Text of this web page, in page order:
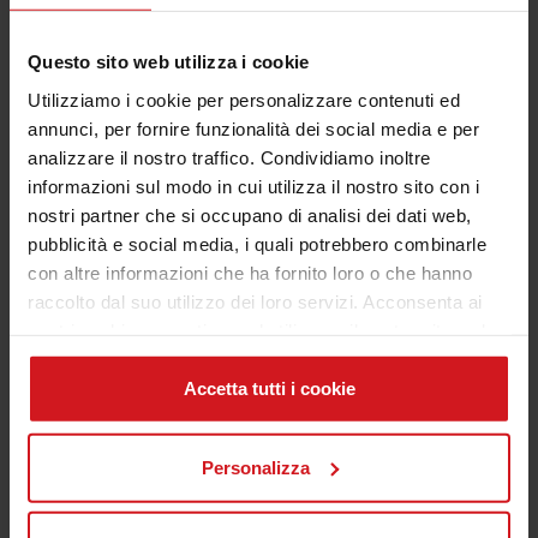
Questo sito web utilizza i cookie
Utilizziamo i cookie per personalizzare contenuti ed
annunci, per fornire funzionalità dei social media e per
analizzare il nostro traffico. Condividiamo inoltre
informazioni sul modo in cui utilizza il nostro sito con i
nostri partner che si occupano di analisi dei dati web,
pubblicità e social media, i quali potrebbero combinarle
con altre informazioni che ha fornito loro o che hanno
raccolto dal suo utilizzo dei loro servizi. Acconsenta ai
Accetta tutti i cookie
Personalizza
Sei interessato a migliorare le tue capacità di
vendita?
SCOPRI NOMESIA SALES ACADEMY
9. Pianifica in anticipo
concedere e di quello che non puoi cambiare perché
non è di tua competenza (vedi punto precedente).
10. Capisci quando è meglio lasciar
Tu e il tuo team di gestione vendite dovreste avere